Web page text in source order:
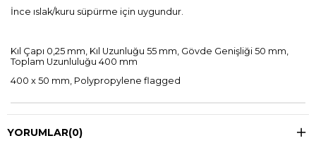
İnce ıslak/kuru süpürme için uygundur.
Kıl Çapı 0,25 mm, Kıl Uzunluğu 55 mm, Gövde Genişliği 50 mm,
Toplam Uzunluluğu 400 mm
400 x 50 mm, Polypropylene flagged
YORUMLAR(0)